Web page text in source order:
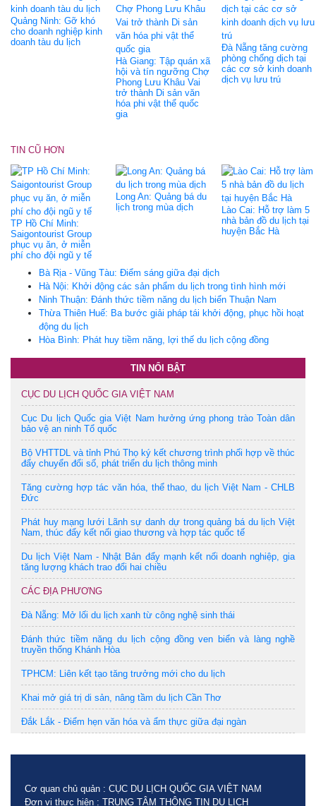
Quảng Ninh: Gỡ khó
cho doanh nghiệp kinh
doanh tàu du lịch
Hà Giang: Tập quán xã
hội và tín ngưỡng Chợ
Phong Lưu Khâu Vai
trở thành Di sản văn
hóa phi vật thể quốc
gia
Đà Nẵng tăng cường
phòng chống dịch tại
các cơ sở kinh doanh
dịch vụ lưu trú
TIN CŨ HƠN
TP Hồ Chí Minh:
Saigontourist Group
phục vụ ăn, ở miễn
phí cho đội ngũ y tế
Long An: Quảng bá du
lịch trong mùa dịch
Lào Cai: Hỗ trợ làm 5
nhà bản đồ du lịch tại
huyện Bắc Hà
Bà Rịa - Vũng Tàu: Điểm sáng giữa đại dịch
Hà Nội: Khởi động các sản phẩm du lịch trong tình hình mới
Ninh Thuận: Đánh thức tiềm năng du lịch biển Thuận Nam
Thừa Thiên Huế: Ba bước giải pháp tái khởi động, phục hồi hoạt
động du lịch
Hòa Bình: Phát huy tiềm năng, lợi thế du lịch cộng đồng
TIN NỔI BẬT
CỤC DU LỊCH QUỐC GIA VIỆT NAM
Cục Du lịch Quốc gia Việt Nam hưởng ứng phong trào Toàn dân
bảo vệ an ninh Tổ quốc
Bộ VHTTDL và tỉnh Phú Thọ ký kết chương trình phối hợp về thúc
đẩy chuyển đổi số, phát triển du lịch thông minh
Tăng cường hợp tác văn hóa, thể thao, du lịch Việt Nam - CHLB
Đức
Phát huy mạng lưới Lãnh sự danh dự trong quảng bá du lịch Việt
Nam, thúc đẩy kết nối giao thương và hợp tác quốc tế
Du lịch Việt Nam - Nhật Bản đẩy mạnh kết nối doanh nghiệp, gia
tăng lượng khách trao đổi hai chiều
CÁC ĐỊA PHƯƠNG
Đà Nẵng: Mở lối du lịch xanh từ công nghệ sinh thái
Đánh thức tiềm năng du lịch cộng đồng ven biển và làng nghề
truyền thống Khánh Hòa
TPHCM: Liên kết tạo tăng trưởng mới cho du lịch
Khai mở giá trị di sản, nâng tầm du lịch Cần Thơ
Đắk Lắk - Điểm hẹn văn hóa và ẩm thực giữa đại ngàn
Cơ quan chủ quản : CỤC DU LỊCH QUỐC GIA VIỆT NAM
Đơn vị thực hiện : TRUNG TÂM THÔNG TIN DU LỊCH